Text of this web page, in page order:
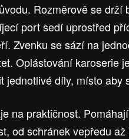
Rozměrově se drží
port sedí uprostřed
Zvenku se sází na
Oplástování karoserie
jednotlivé díly, místo aby
na praktičnost.
od schránek vepředu